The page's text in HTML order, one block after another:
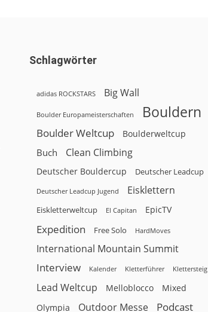
Schlagwörter
adidas ROCKSTARS Big Wall
Boulder Europameisterschaften Bouldern
Boulder Weltcup Boulderweltcup
Buch Clean Climbing
Deutscher Bouldercup Deutscher Leadcup
Deutscher Leadcup Jugend Eisklettern
Eiskletterweltcup El Capitan EpicTV
Expedition Free Solo HardMoves
International Mountain Summit
Interview Kalender Kletterführer Klettersteig
Lead Weltcup Melloblocco Mixed
Olympia Outdoor Messe Podcast